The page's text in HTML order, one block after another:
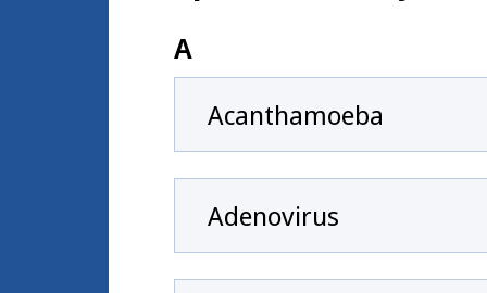
A
Acanthamoeba
Adenovirus